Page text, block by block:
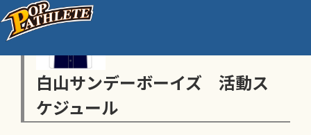
白山サンデーボーイズ 活動ス
ケジュール